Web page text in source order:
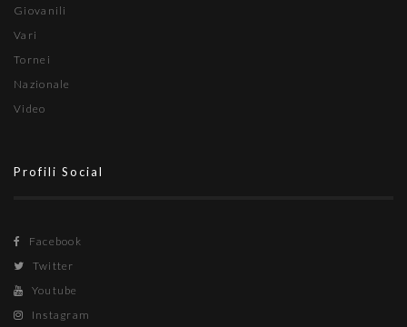
Giovanili
Vari
Tornei
Nazionale
Video
Profili Social
Facebook
Twitter
Youtube
Instagram